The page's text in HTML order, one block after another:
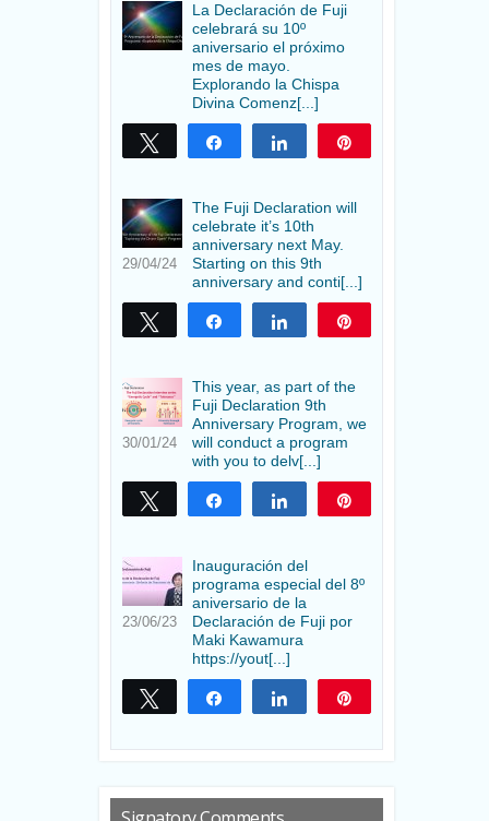
La Declaración de Fuji
celebrará su 10º
aniversario el próximo
mes de mayo.
Explorando la Chispa
Divina Comenz[...]
Twittear Compartir Compartir
29/04/24
The Fuji Declaration will
celebrate it’s 10th
anniversary next May.
Starting on this 9th
anniversary and conti[...]
Twittear Compartir Compartir
30/01/24
This year, as part of the
Fuji Declaration 9th
Anniversary Program, we
will conduct a program
with you to delv[...]
Twittear Compartir Compartir
23/06/23
Inauguración del
programa especial del 8º
aniversario de la
Declaración de Fuji por
Maki Kawamura
https://yout[...]
Twittear Compartir Compartir